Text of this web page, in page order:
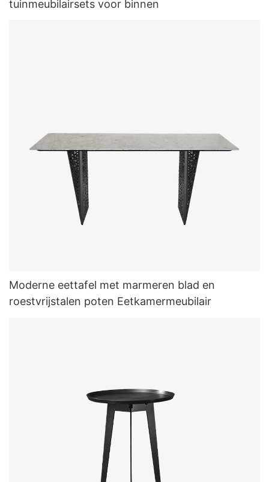
tuinmeubilairsets voor binnen
Moderne eettafel met marmeren blad en
roestvrijstalen poten Eetkamermeubilair